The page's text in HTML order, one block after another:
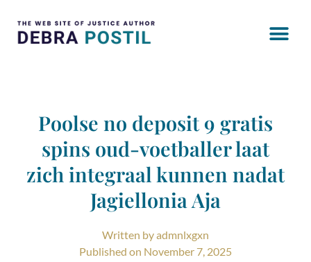
Poolse no deposit 9 gratis
spins oud-voetballer laat
zich integraal kunnen nadat
Jagiellonia Aja
Written byadmnlxgxn
Published on November 7, 2025